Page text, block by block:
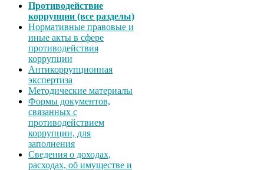
Противодействие
коррупции (все разделы)
Нормативные правовые и
иные акты в сфере
противодействия
коррупции
Антикоррупционная
экспертиза
Методические материалы
Формы документов,
связанных с
противодействием
коррупции, для
заполнения
Сведения о доходах,
расходах, об имуществе и